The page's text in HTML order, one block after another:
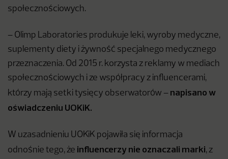
społecznościowych.
– Olimp Laboratories produkuje leki, wyroby medyczne,
suplementy diety i żywność specjalnego medycznego
przeznaczenia. Od 2015 r. korzysta z reklamy w mediach
społecznościowych i ze współpracy z influencerami,
którzy mają setki tysięcy obserwatorów – napisano w
oświadczeniu UOKiK.
W uzasadnieniu UOKiK pojawiła się informacja
odnośnie tego, że influencerzy nie oznaczali marki, z